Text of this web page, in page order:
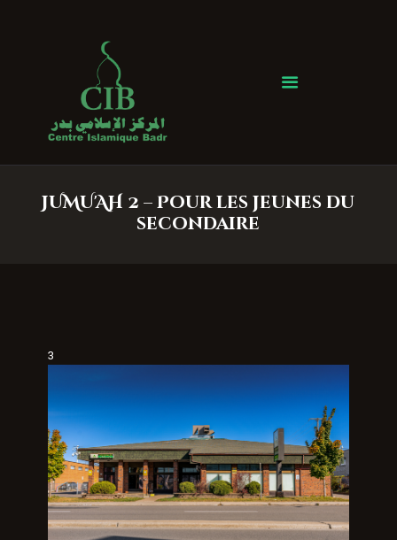
JUMU'AH 2 – Pour les jeunes du
secondaire
Centre Islamique Badr
Accueil
À propos
Services
Faire un don
3